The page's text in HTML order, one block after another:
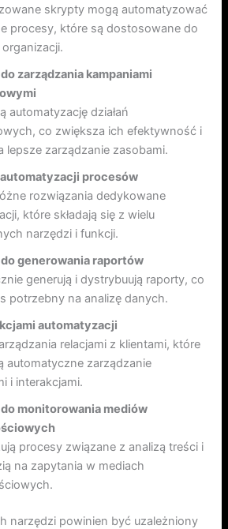
skrypty mogą automatyzować
procesy, które są dostosowane do
zarządzania kampaniami
automatyzację działań
co zwiększa ich efektywność i
lepsze zarządzanie zasobami.
procesów
rozwiązania dedykowane
które składają się z wielu
narzędzi i funkcji.
generowania raportów
generują i dystrybuują raporty, co
potrzebny na analizę danych.
automatyzacji
relacjami z klientami, które
automatyczne zarządzanie
i interakcjami.
monitorowania mediów
procesy związane z analizą treści i
na zapytania w mediach
narzędzi powinien być uzależniony